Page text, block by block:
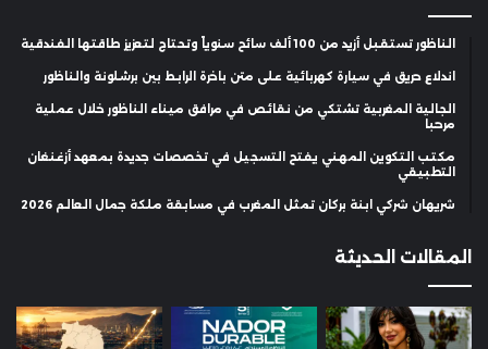
الناظور تستقبل أزيد من 100 ألف سائح سنوياً وتحتاج لتعزيز طاقتها الفندقية
اندلاع حريق في سيارة كهربائية على متن باخرة الرابط بين برشلونة والناظور
الجالية المغربية تشتكي من نقائص في مرافق ميناء الناظور خلال عملية
مرحبا
مكتب التكوين المهني يفتح التسجيل في تخصصات جديدة بمعهد أزغنغان
التطبيقي
شريهان شركي ابنة بركان تمثل المغرب في مسابقة ملكة جمال العالم 2026
المقالات الحديثة